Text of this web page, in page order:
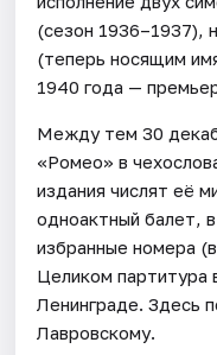
(сезон 1936–1937),
(теперь носящим
1940 года —
Между тем 30
«Ромео» в
издания числят её
одноактный балет,
избранные номера
Целиком партитура
Ленинграде. Здесь
Лавровскому.